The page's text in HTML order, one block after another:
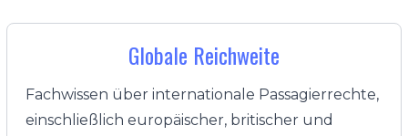
Globale Reichweite
Fachwissen über internationale Passagierrechte,
einschließlich europäischer, britischer und